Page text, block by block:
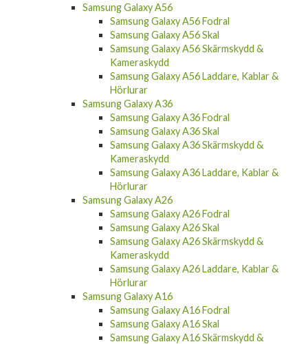
Samsung Galaxy A56
Samsung Galaxy A56 Fodral
Samsung Galaxy A56 Skal
Samsung Galaxy A56 Skärmskydd &
Kameraskydd
Samsung Galaxy A56 Laddare, Kablar &
Hörlurar
Samsung Galaxy A36
Samsung Galaxy A36 Fodral
Samsung Galaxy A36 Skal
Samsung Galaxy A36 Skärmskydd &
Kameraskydd
Samsung Galaxy A36 Laddare, Kablar &
Hörlurar
Samsung Galaxy A26
Samsung Galaxy A26 Fodral
Samsung Galaxy A26 Skal
Samsung Galaxy A26 Skärmskydd &
Kameraskydd
Samsung Galaxy A26 Laddare, Kablar &
Hörlurar
Samsung Galaxy A16
Samsung Galaxy A16 Fodral
Samsung Galaxy A16 Skal
Samsung Galaxy A16 Skärmskydd &